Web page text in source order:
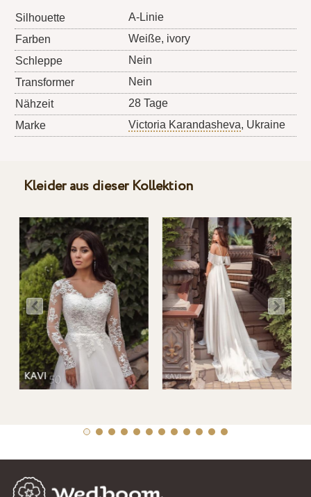
Silhouette
A-Linie
Farben
Weiße, ivory
Schleppe
Nein
Transformer
Nein
Nähzeit
28 Tage
Marke
Victoria Karandasheva, Ukraine
Kleider aus dieser Kollektion